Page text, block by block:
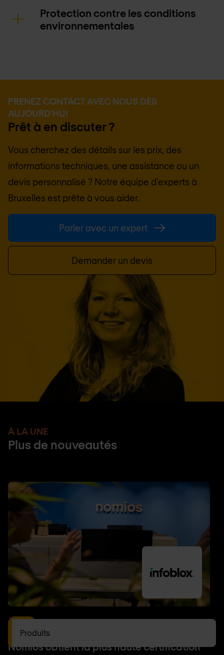
Produits
Protection contre les conditions
environnementales
PRENEZ CONTACT AVEC NOUS DÈS
AUJOURD'HUI
Prêt à en discuter ?
Vous cherchez des détails sur les prix, des
informations techniques, une assistance ou un
devis personnalisé ? Notre équipe d'experts à
Bruxelles est prête à vous aider.
Parler avec un expert
Demander un devis
À LA UNE
Plus de nouveautés
Nomios obtient la plus haute certification